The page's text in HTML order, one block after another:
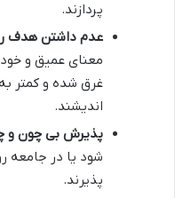
پردازند.
عدم داشتن هدف
معنای عمیق و
غرق شده و کمتر
اندیشند.
پذیرش بی چون و
شود یا در جامعه
پذیرند.